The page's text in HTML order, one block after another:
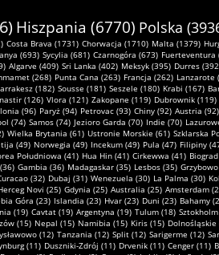
Hiszpania (6770) Polska
Costa Brava (1731) Chorwacja (1710) Malta (1379)
(693) Sycylia (681) Czarnogóra (673) Fuerteventura
Algarve (409) Sri Lanka (402) Meksyk (395) Durres
(268) Punta Cana (263) Francja (262) Lanzarote
(182) Sousse (181) Seszele (180) Krabi (167)
(126) Vlora (121) Zakopane (119) Dubrownik (119)
(96) Paryż (94) Petrovac (93) Chiny (92) Austria (92)
(74) Samos (74) Jezioro Garda (70) Indie (70)
Wielka Brytania (61) Ustronie Morskie (61) Szklarska
(49) Norwegia (49) Incekum (49) Pula (47) Filipiny
Południowa (41) Hua Hin (41) Cirkewwa (41)
Gambia (36) Madagaskar (35) Lesbos (35)
(32) Dubaj (31) Wenezuela (30) La Palma (30)
Novi (25) Gdynia (25) Australia (25) Amsterdam
Góra (23) Islandia (23) Hvar (23) Duni (23) Bahamy
(19) Cavtat (19) Argentyna (19) Tulum (18)
(15) Nepal (15) Namibia (15) Kiris (15) Dolnośląskie
(12) Tanzania (12) Split (12) Sarigerme (12)
(11) Duszniki-Zdrój (11) Drvenik (11) Cenger (11)